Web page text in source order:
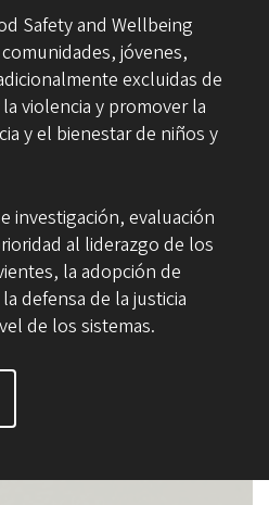
Safety and Wellbeing
jóvenes,
excluidas de
violencia y promover la
y el bienestar de niños y
investigación, evaluación
al liderazgo de los
la adopción de
defensa de la justicia
de los sistemas.